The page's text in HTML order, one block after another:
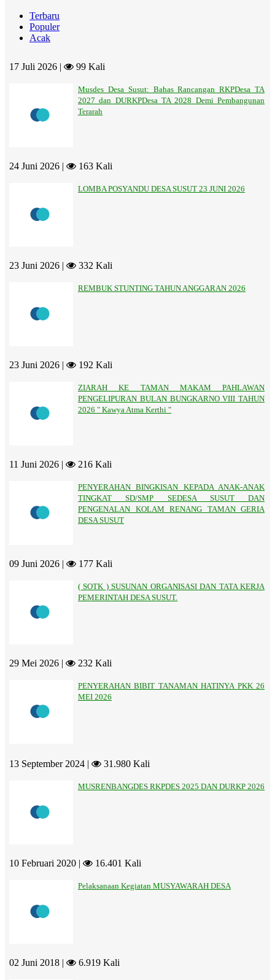
Terbaru
Populer
Acak
17 Juli 2026 | 99 Kali
Musdes Desa Susut: Bahas Rancangan RKPDesa TA
2027 dan DURKPDesa TA 2028 Demi Pembangunan
Terarah
24 Juni 2026 | 163 Kali
LOMBA POSYANDU DESA SUSUT 23 JUNI 2026
23 Juni 2026 | 332 Kali
REMBUK STUNTING TAHUN ANGGARAN 2026
23 Juni 2026 | 192 Kali
ZIARAH KE TAMAN MAKAM PAHLAWAN
PENGELIPURAN BULAN BUNGKARNO VIII TAHUN
2026 " Kawya Atma Kerthi "
11 Juni 2026 | 216 Kali
PENYERAHAN BINGKISAN KEPADA ANAK-ANAK
TINGKAT SD/SMP SEDESA SUSUT DAN
PENGENALAN KOLAM RENANG TAMAN GERIA
DESA SUSUT
09 Juni 2026 | 177 Kali
( SOTK ) SUSUNAN ORGANISASI DAN TATA KERJA
PEMERINTAH DESA SUSUT.
29 Mei 2026 | 232 Kali
PENYERAHAN BIBIT TANAMAN HATINYA PKK 26
MEI 2026
13 September 2024 | 31.980 Kali
MUSRENBANGDES RKPDES 2025 DAN DURKP 2026
10 Februari 2020 | 16.401 Kali
Pelaksanaan Kegiatan MUSYAWARAH DESA
02 Juni 2018 | 6.919 Kali